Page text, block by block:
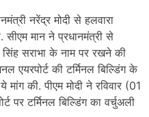
नरेंद्र मोदी से हलवारा
सीएम मान ने प्रधानमंत्री से
सिंह सराभा के नाम पर रखने की
एयरपोर्ट की टर्मिनल बिल्डिंग के
की. पीएम मोदी ने रविवार (01
पर टर्मिनल बिल्डिंग का वर्चुअली